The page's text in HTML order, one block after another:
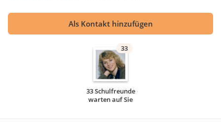
Als Kontakt hinzufügen
33
33 Schulfreunde
warten auf Sie